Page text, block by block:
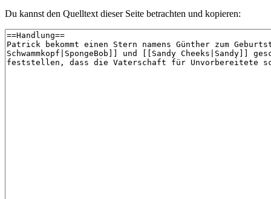
Du kannst den Quelltext dieser Seite betrachten und kopieren: